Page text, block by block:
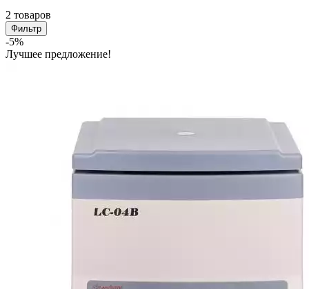
2 товаров
Фильтр
-5%
Лучшее предложение!